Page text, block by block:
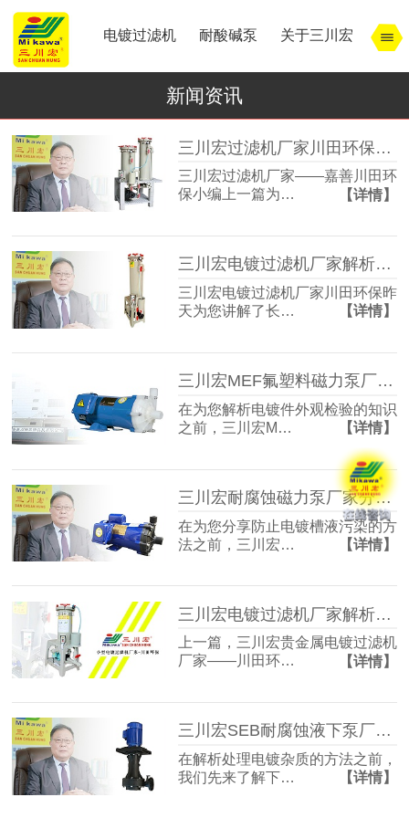
电镀过滤机 耐酸碱泵 关于三川宏
新闻资讯
三川宏过滤机厂家川田环保解析宁波余姚镇北工业园模式
三川宏过滤机厂家——嘉善川田环
保小编上一篇为…
【详情】
三川宏电镀过滤机厂家解析宁波余姚镇北工业园区的特点
三川宏电镀过滤机厂家川田环保昨
天为您讲解了长…
【详情】
三川宏MEF氟塑料磁力泵厂家解析电镀件外观检验的知识
在为您解析电镀件外观检验的知识
之前，三川宏M…
【详情】
三川宏耐腐蚀磁力泵厂家分享防止电镀槽液污染的方法
在为您分享防止电镀槽液污染的方
法之前，三川宏…
【详情】
三川宏电镀过滤机厂家解析电刷镀技术工艺流程
上一篇，三川宏贵金属电镀过滤机
厂家——川田环…
【详情】
三川宏SEB耐腐蚀液下泵厂家解析电镀杂质的处理方法
在解析处理电镀杂质的方法之前，
我们先来了解下…
【详情】